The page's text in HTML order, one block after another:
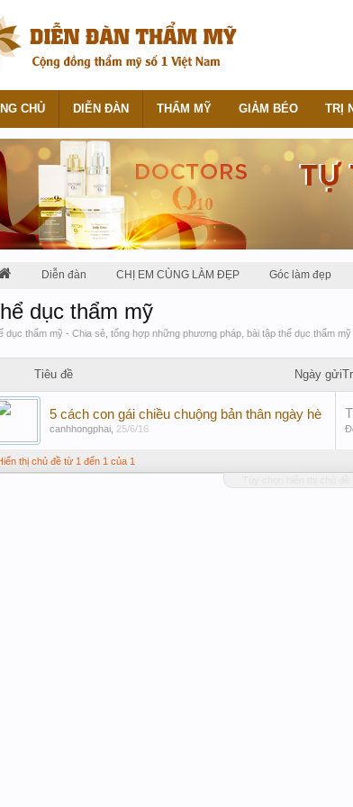
Diễn đàn CHỊ EM CÙNG LÀM ĐẸP Góc làm đẹp
dục thẩm mỹ
dục thẩm mỹ - Chia sẻ, tổng hợp những phương pháp, bài tập thể dục thẩm
Tiêu đề Ngày gửi
5 cách con gái chiều chuộng bản thân ngày hè
canhhongphai 25/6/16
thị chủ đề từ 1 đến 1 của 1
CHỦ DIỄN ĐÀN THẨM MỸ GIẢM BÉO TRỊ